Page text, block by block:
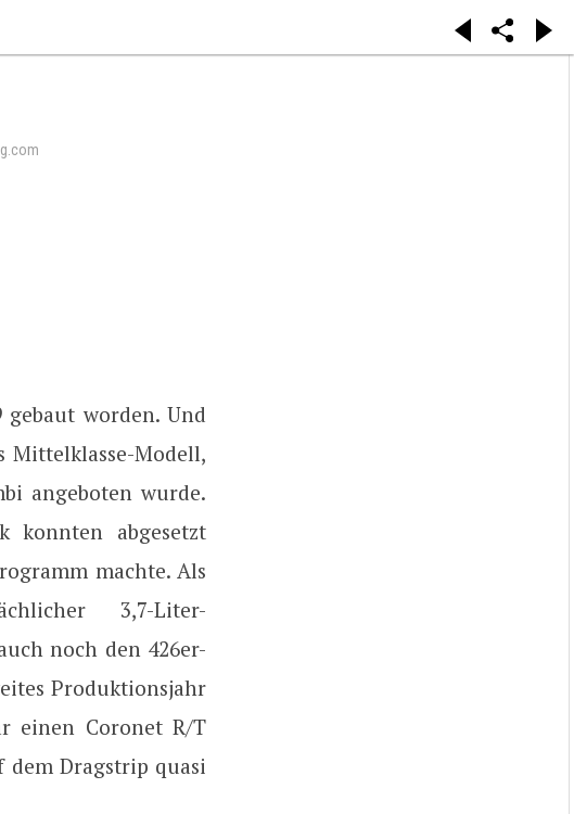
worden. Und
Mittelklasse-Modell,
angeboten wurde.
konnten abgesetzt
machte. Als
3,7-Liter-
noch den 426er-
Produktionsjahr
einen Coronet R/T
dem Dragstrip quasi